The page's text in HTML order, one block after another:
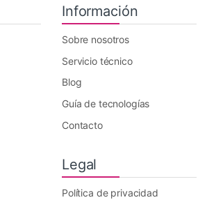
Información
Sobre nosotros
Servicio técnico
Blog
Guía de tecnologías
Contacto
Legal
Política de privacidad